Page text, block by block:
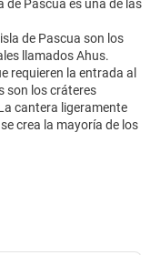
de Pascua es una de las
de Pascua son los
llamados Ahus.
requieren la entrada al
son los cráteres
cantera ligeramente
crea la mayoría de los